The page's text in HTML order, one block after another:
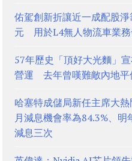
佑駕創新折讓近一成配股
元 用於L4無人物流車業務
57年歷史「頂好大光麵」
營運 去年曾嘆難敵內地平
哈塞特成儲局新任主席大
月減息機會率為84.3%、明
減息三次